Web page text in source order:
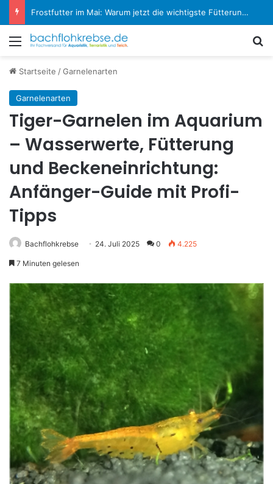
Koi-Krankheiten erkennen und behandeln: Der große Experten-Ratgeber
Menü
Startseite /Garnelenarten
Garnelenarten
Tiger-Garnelen im Aquarium
– Wasserwerte, Fütterung
und Beckeneinrichtung:
Anfänger-Guide mit Profi-
Tipps
Bachflohkrebse 24. Juli 2025 0 4.225
7 Minuten gelesen